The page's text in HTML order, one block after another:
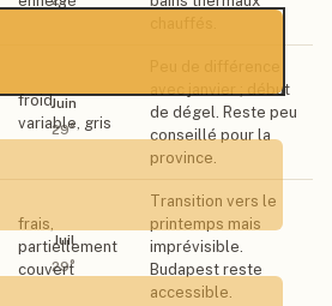
Juin
29°
Juil
29°
froid,
variable, gris
avec janvier ; début
de dégel. Reste peu
conseillé pour la
province.
frais,
partiellement
couvert
Transition vers le
printemps mais
imprévisible.
Budapest reste
accessible.